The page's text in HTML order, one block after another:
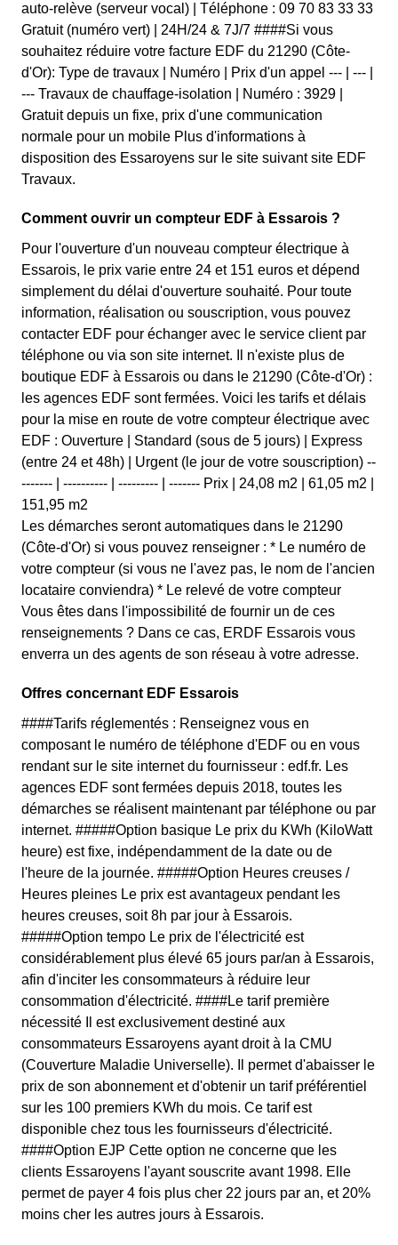
auto-relève (serveur vocal) | Téléphone : 09 70 83 33 33
Gratuit (numéro vert) | 24H/24 & 7J/7 ####Si vous
souhaitez réduire votre facture EDF du 21290 (Côte-
d'Or): Type de travaux | Numéro | Prix d'un appel --- | --- |
--- Travaux de chauffage-isolation | Numéro : 3929 |
Gratuit depuis un fixe, prix d'une communication
normale pour un mobile Plus d'informations à
disposition des Essaroyens sur le site suivant site EDF
Travaux.
Comment ouvrir un compteur EDF à Essarois ?
Pour l'ouverture d'un nouveau compteur électrique à
Essarois, le prix varie entre 24 et 151 euros et dépend
simplement du délai d'ouverture souhaité. Pour toute
information, réalisation ou souscription, vous pouvez
contacter EDF pour échanger avec le service client par
téléphone ou via son site internet. Il n'existe plus de
boutique EDF à Essarois ou dans le 21290 (Côte-d'Or) :
les agences EDF sont fermées. Voici les tarifs et délais
pour la mise en route de votre compteur électrique avec
EDF : Ouverture | Standard (sous de 5 jours) | Express
(entre 24 et 48h) | Urgent (le jour de votre souscription) --
------- | ---------- | --------- | ------- Prix | 24,08 m2 | 61,05 m2 |
151,95 m2
Les démarches seront automatiques dans le 21290
(Côte-d'Or) si vous pouvez renseigner : * Le numéro de
votre compteur (si vous ne l'avez pas, le nom de l'ancien
locataire conviendra) * Le relevé de votre compteur
Vous êtes dans l'impossibilité de fournir un de ces
renseignements ? Dans ce cas, ERDF Essarois vous
enverra un des agents de son réseau à votre adresse.
Offres concernant EDF Essarois
####Tarifs réglementés : Renseignez vous en
composant le numéro de téléphone d'EDF ou en vous
rendant sur le site internet du fournisseur : edf.fr. Les
agences EDF sont fermées depuis 2018, toutes les
démarches se réalisent maintenant par téléphone ou par
internet. #####Option basique Le prix du KWh (KiloWatt
heure) est fixe, indépendamment de la date ou de
l'heure de la journée. #####Option Heures creuses /
Heures pleines Le prix est avantageux pendant les
heures creuses, soit 8h par jour à Essarois.
#####Option tempo Le prix de l'électricité est
considérablement plus élevé 65 jours par/an à Essarois,
afin d'inciter les consommateurs à réduire leur
consommation d'électricité. ####Le tarif première
nécessité Il est exclusivement destiné aux
consommateurs Essaroyens ayant droit à la CMU
(Couverture Maladie Universelle). Il permet d'abaisser le
prix de son abonnement et d'obtenir un tarif préférentiel
sur les 100 premiers KWh du mois. Ce tarif est
disponible chez tous les fournisseurs d'électricité.
####Option EJP Cette option ne concerne que les
clients Essaroyens l'ayant souscrite avant 1998. Elle
permet de payer 4 fois plus cher 22 jours par an, et 20%
moins cher les autres jours à Essarois.